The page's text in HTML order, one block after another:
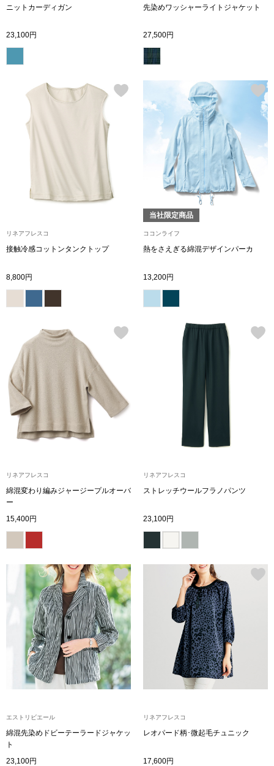
ルームウェア
アンダーウェア
その他
トートバッグ
ショルダーバ
クラッチバッグ
ボディバッグ
リュック･バッ
スーツケース
シューズ
スリップオン
レースアップ
パンプス
ブーツ
ニットカーディガン
23,100円
先染めワッシャーライトジャケット
27,500円
リネアフレスコ
接触冷感コットンタンクトップ
8,800円
当社限定商品
ココンライフ
熱をさえぎる綿混デザインパーカ
13,200円
リネアフレスコ
綿混変わり編みジャージープルオーバ
ー
15,400円
リネアフレスコ
ストレッチウールフラノパンツ
23,100円
エストリビエール
綿混先染めドビーテーラードジャケッ
ト
23,100円
リネアフレスコ
レオパード柄･微起毛チュニック
17,600円